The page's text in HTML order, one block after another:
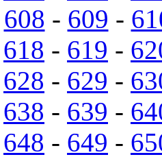
608 - 609 -
618 - 619 -
628 - 629 -
638 - 639 -
648 - 649 -